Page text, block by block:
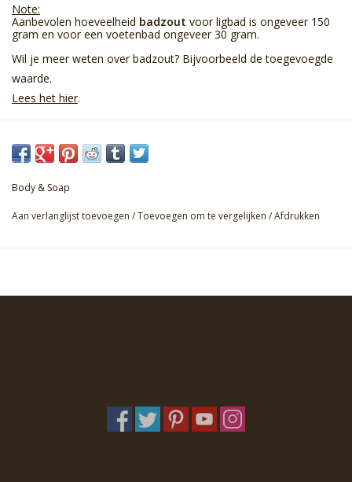
Note:
Aanbevolen hoeveelheid badzout voor ligbad is ongeveer 150
gram en voor een voetenbad ongeveer 30 gram.
Wil je meer weten over badzout? Bijvoorbeeld de toegevoegde
waarde.
Lees het hier.
Body & Soap
Aan verlanglijst toevoegen /Toevoegen om te vergelijken /Afdrukken